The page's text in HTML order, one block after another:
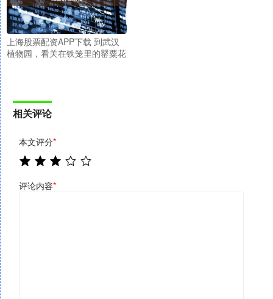
上海股票配资APP下载 到武汉
植物园，看关在铁笼里的罂粟花
相关评论
本文评分*
评论内容*